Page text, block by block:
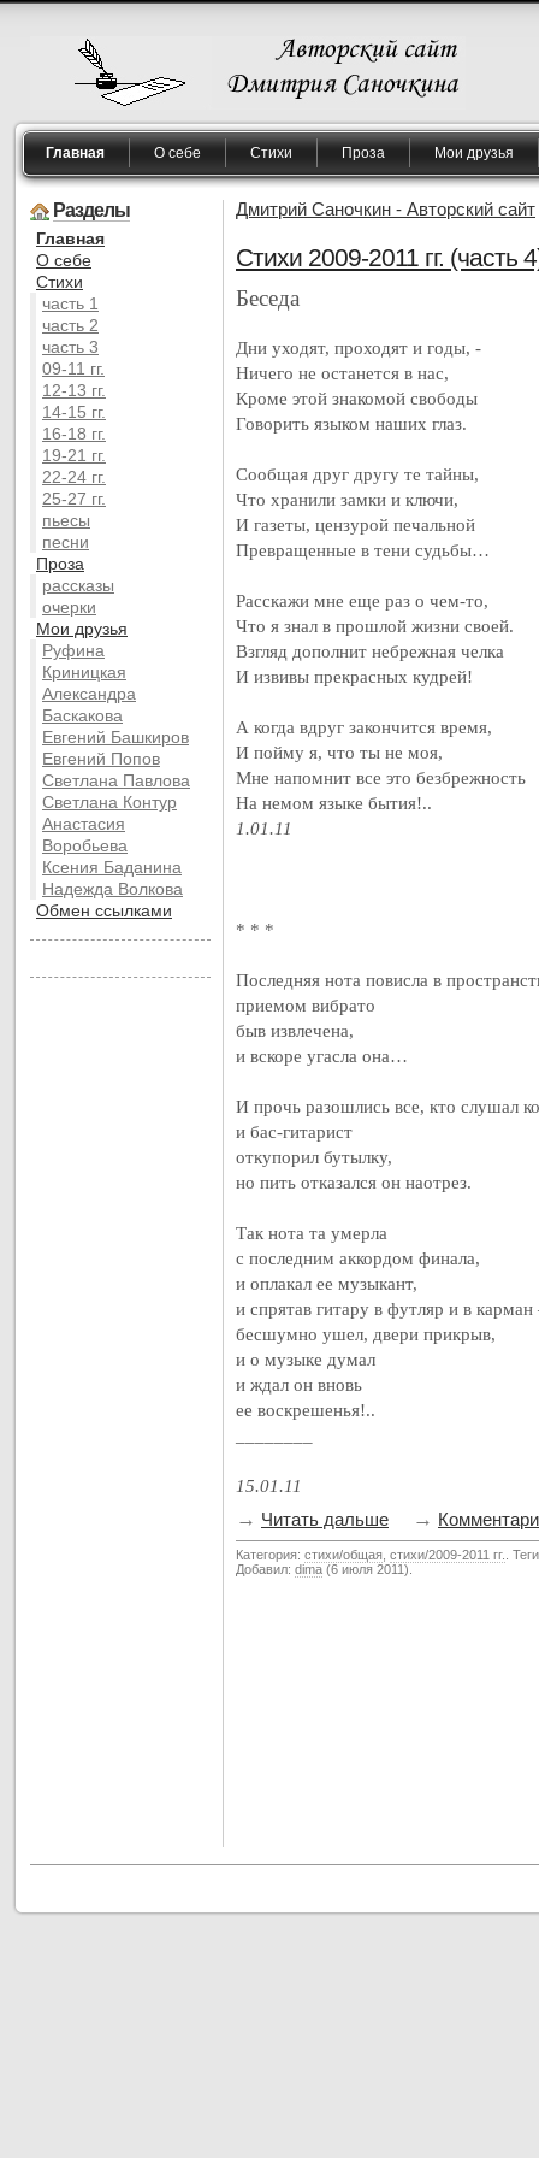
Главная О себе Стихи Проза Мои друзья
Разделы
Главная
O себе
Cтихи
часть 1
часть 2
часть 3
09-11 гг.
12-13 гг.
14-15 гг.
16-18 гг.
19-21 гг.
22-24 гг.
25-27 гг.
пьесы
песни
Проза
рассказы
очерки
Мои друзья
Руфина
Криницкая
Александра
Баскакова
Евгений Башкиров
Евгений Попов
Светлана Павлова
Светлана Контур
Анастасия
Воробьева
Ксения Баданина
Надежда Волкова
Обмен ссылками
Дмитрий Саночкин - Авторский сайт
Стихи 2009-2011 гг. (часть
Беседа
Дни уходят, проходят и годы, -
Ничего не останется в нас,
Кроме этой знакомой свободы
Говорить языком наших глаз.
Сообщая друг другу те тайны,
Что хранили замки и ключи,
И газеты, цензурой печальной
Превращенные в тени судьбы…
Расскажи мне еще раз о чем-то,
Что я знал в прошлой жизни своей.
Взгляд дополнит небрежная челка
И извивы прекрасных кудрей!
А когда вдруг закончится время,
И пойму я, что ты не моя,
Мне напомнит все это безбрежность
На немом языке бытия!..
1.01.11
* * *
Последняя нота повисла в
приемом вибрато
быв извлечена,
и вскоре угасла она…
И прочь разошлись все, кто слушал
и бас-гитарист
откупорил бутылку,
но пить отказался он наотрез.
Так нота та умерла
с последним аккордом финала,
и оплакал ее музыкант,
и спрятав гитару в футляр и в карман
бесшумно ушел, двери прикрыв,
и о музыке думал
и ждал он вновь
ее воскрешенья!..
15.01.11
→ Читать дальше →
Категория: стихи/общая стихи/2009-2011 гг.
.
Добавил: dima (6 июля 2011).